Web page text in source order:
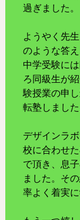
過ぎました。
ようやく先
のような答
中学受験に
ろ同級生が
験授業の申
転塾しました
デザインラ
校に合わせ
で頂き、息
ました。そ
率よく着実